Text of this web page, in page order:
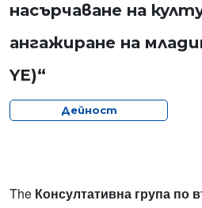
насърчаване на
ангажиране на
YE)“
Дейност
The Консултативна група по